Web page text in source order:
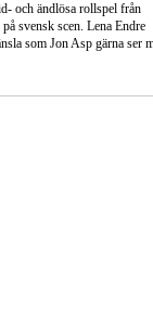
och ändlösa rollspel från
svensk scen. Lena Endre
som Jon Asp gärna ser